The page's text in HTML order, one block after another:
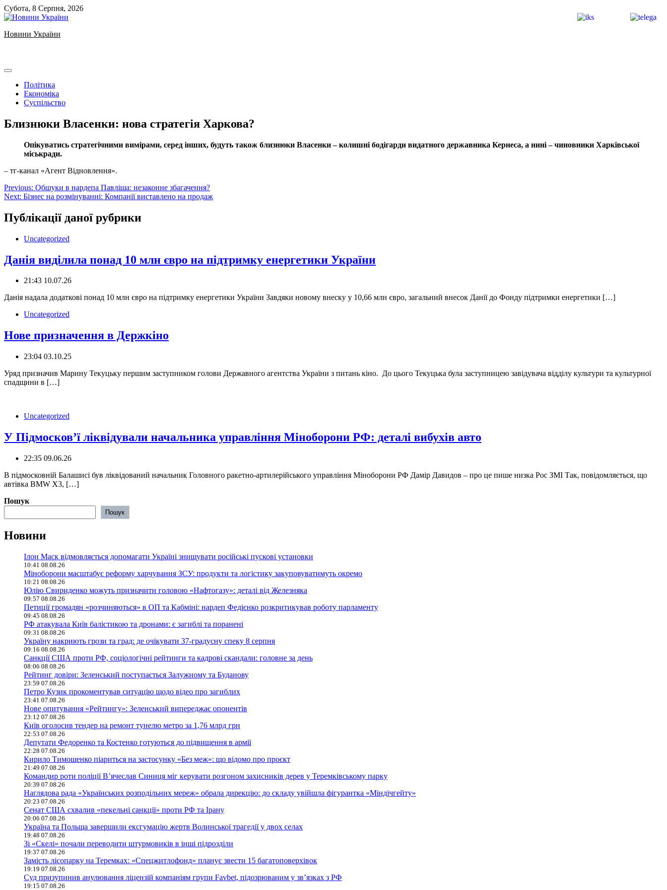
Skip
to
Субота, 8 Серпня, 2026
Новини України
Політика
Економіка
Суспільство
Близнюки Власенки: нова стратегія Харкова?
Опікуватись стратегічними вимірами, серед інших, будуть також близнюки Власенки – колишні бодігарди видатного державника Кернеса, а нині – чиновники Харківської
міськради.
– тг-канал «Агент Відновлення».
Навігація
записів
Previous: Обшуки в нардепа Павліша: незаконне збагачення?
Next: Бізнес на розмінуванні: Компанії виставлено на продаж
Публікації даної рубрики
Uncategorized
Данія виділила понад 10 млн євро на підтримку енергетики України
21:43 10.07.26
Данія надала додаткові понад 10 млн євро на підтримку енергетики України Завдяки новому внеску у 10,66 млн євро, загальний внесок Данії до Фонду підтримки енергетики […]
Uncategorized
Нове призначення в Держкіно
23:04 03.10.25
️Уряд призначив Марину Текуцьку першим заступником голови Державного агентства України з питань кіно. ️ До цього Текуцька була заступницею завідувача відділу культури та культурної
спадщини в […]
Uncategorized
У Підмосков’ї ліквідували начальника управління Міноборони РФ: деталі вибухів авто
22:35 09.06.26
В підмосковній Балашисі був ліквідований начальник Головного ракетно-артилерійського управління Міноборони РФ Дамір Давидов – про це пише низка Рос ЗМІ Так, повідомляється, що
автівка BMW X3, […]
Пошук
Пошук
Новини
Ілон Маск відмовляється допомагати Україні знищувати російські пускові установки
10:41 08.08.26
Міноборони масштабує реформу харчування ЗСУ: продукти та логістику закуповуватимуть окремо
10:21 08.08.26
Юлію Свириденко можуть призначити головою «Нафтогазу»: деталі від Железняка
09:57 08.08.26
Петиції громадян «розчиняються» в ОП та Кабміні: нардеп Федієнко розкритикував роботу парламенту
09:45 08.08.26
РФ атакувала Київ балістикою та дронами: є загиблі та поранені
09:31 08.08.26
Україну накриють грози та град: де очікувати 37-градусну спеку 8 серпня
09:16 08.08.26
Санкції США проти РФ, соціологічні рейтинги та кадрові скандали: головне за день
08:06 08.08.26
Рейтинг довіри: Зеленський поступається Залужному та Буданову
23:59 07.08.26
Петро Кузик прокоментував ситуацію щодо відео про загиблих
23:41 07.08.26
Нове опитування «Рейтингу»: Зеленський випереджає опонентів
23:12 07.08.26
Київ оголосив тендер на ремонт тунелю метро за 1,76 млрд грн
22:53 07.08.26
Депутати Федоренко та Костенко готуються до підвищення в армії
22:28 07.08.26
Кирило Тимошенко піариться на застосунку «Без меж»: що відомо про проєкт
21:49 07.08.26
Командир роти поліції В’ячеслав Синиця міг керувати розгоном захисників дерев у Теремківському парку
20:39 07.08.26
Наглядова рада «Українських розподільних мереж» обрала дирекцію: до складу увійшла фігурантка «Міндічгейту»
20:23 07.08.26
Сенат США схвалив «пекельні санкції» проти РФ та Ірану
20:06 07.08.26
Україна та Польща завершили ексгумацію жертв Волинської трагедії у двох селах
19:48 07.08.26
Зі «Скелі» почали переводити штурмовиків в інші підрозділи
19:37 07.08.26
Замість лісопарку на Теремках: «Спецжитлофонд» планує звести 15 багатоповерхівок
19:19 07.08.26
Суд призупинив анулювання ліцензій компаніям групи Favbet, підозрюваним у зв’язках з РФ
19:15 07.08.26